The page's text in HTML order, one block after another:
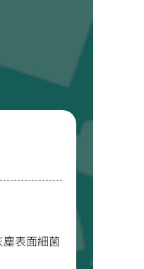
塵表面細菌